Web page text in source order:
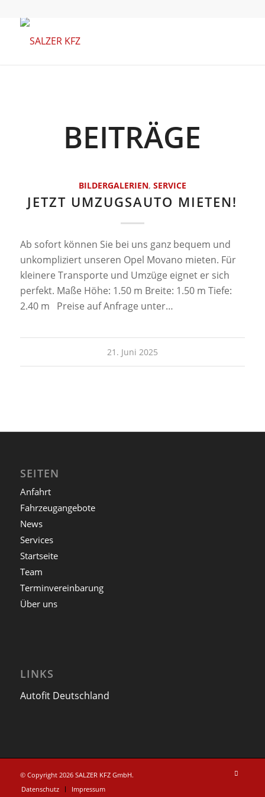
BEITRÄGE
BILDERGALERIEN, SERVICE
JETZT UMZUGSAUTO MIETEN!
Ab sofort können Sie bei uns ganz bequem und
unkompliziert unseren Opel Movano mieten. Für
kleinere Transporte und Umzüge eignet er sich
perfekt. Maße Höhe: 1.50 m Breite: 1.50 m Tiefe:
2.40 m Preise auf Anfrage unter…
21. Juni 2025
SEITEN
Anfahrt
Fahrzeugangebote
News
Services
Startseite
Team
Terminvereinbarung
Über uns
LINKS
Autofit Deutschland
© Copyright 2026 SALZER KFZ GmbH.
Datenschutz
Impressum